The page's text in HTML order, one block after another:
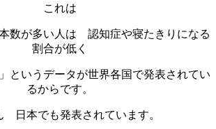
これは
本数が多い人は 認知症や寝たきりになる
割合が低く
というデータが世界各国で発表されてい
るからです。
日本でも発表されています。